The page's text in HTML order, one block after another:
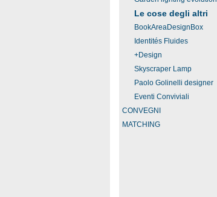
Le cose degli altri
BookAreaDesignBox
Identités Fluides
+Design
Skyscraper Lamp
Paolo Golinelli designer
Eventi Conviviali
CONVEGNI
MATCHING